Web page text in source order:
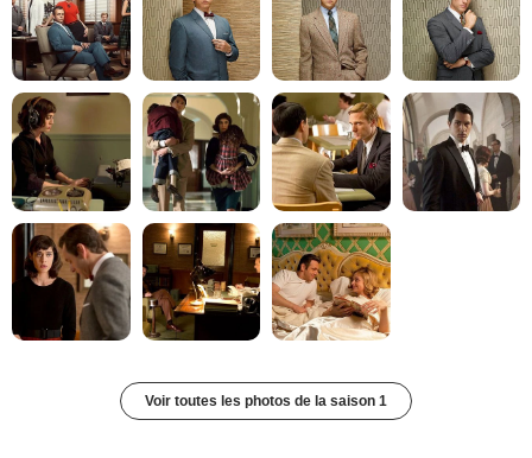
Voir toutes les photos de la saison 1